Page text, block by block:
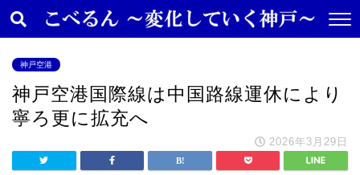
神戸空港
神戸空港国際線は中国路線運休により
寧ろ更に拡充へ
2026年3月29日